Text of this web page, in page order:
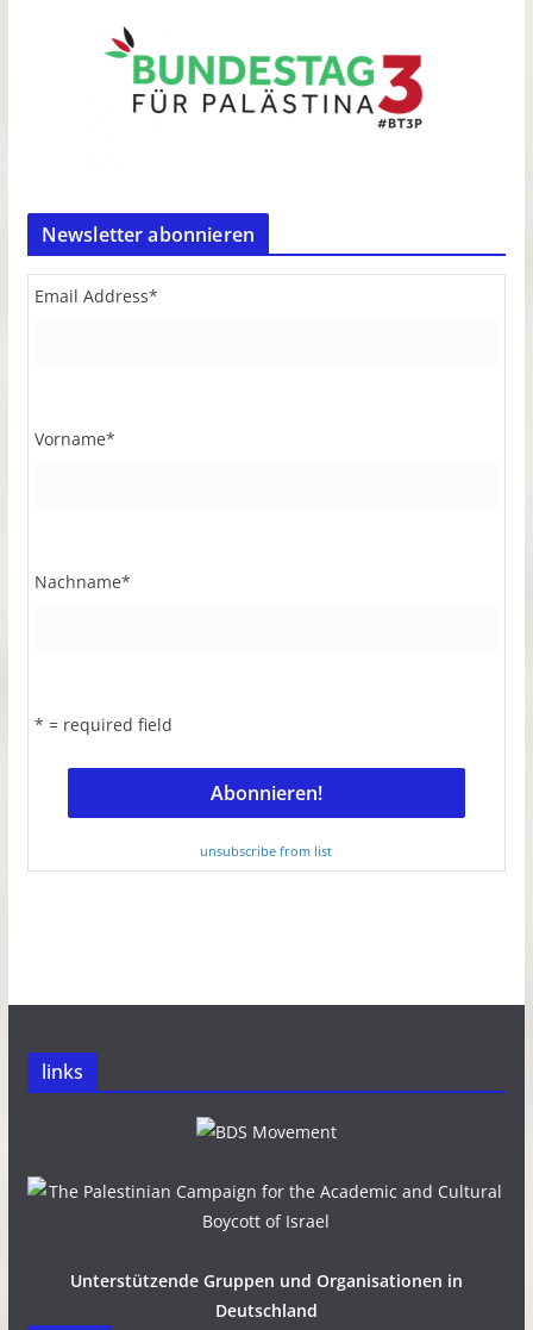
Newsletter abonnieren
Email Address*
Vorname*
Nachname*
* = required field
unsubscribe from list
links
Unterstützende Gruppen und Organisationen in
Deutschland